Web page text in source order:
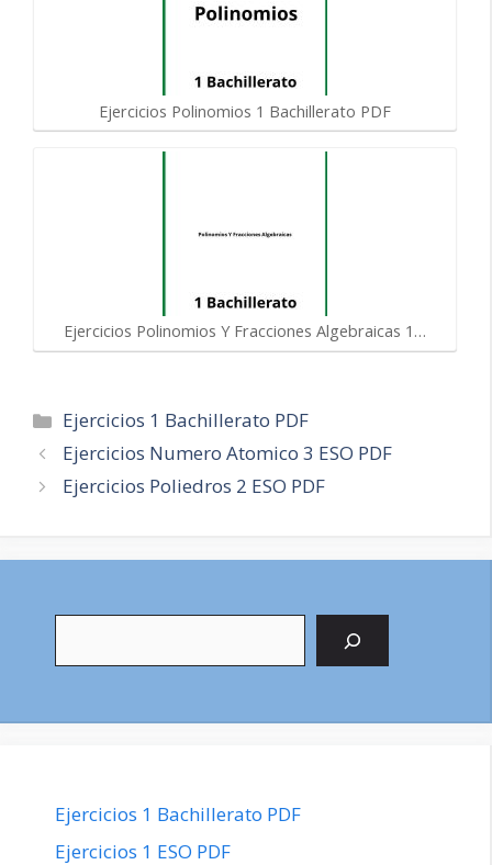
Ejercicios Polinomios 1 Bachillerato PDF
Ejercicios Polinomios Y Fracciones Algebraicas 1…
Categorías
Ejercicios 1 Bachillerato PDF
Navegación
de
entradas
Ejercicios Numero Atomico 3 ESO PDF
Ejercicios Poliedros 2 ESO PDF
Ejercicios 1 Bachillerato PDF
Ejercicios 1 ESO PDF